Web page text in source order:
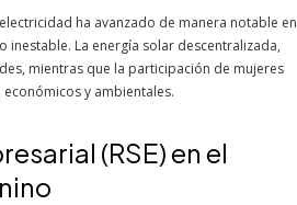
ha avanzado de manera notable en
La energía solar descentralizada,
mientras que la participación de mujeres
y ambientales.
(RSE) en el